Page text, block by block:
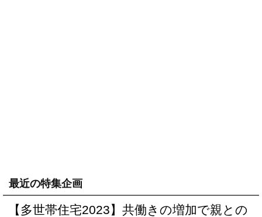
最近の特集企画
【多世帯住宅2023】共働きの増加で親との